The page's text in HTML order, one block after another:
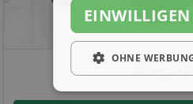
Morgan
OHNE